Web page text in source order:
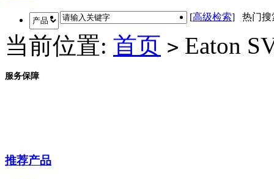
[高级检索] 热门搜
当前位置: 首页 > Eaton
服务保障
推荐产品